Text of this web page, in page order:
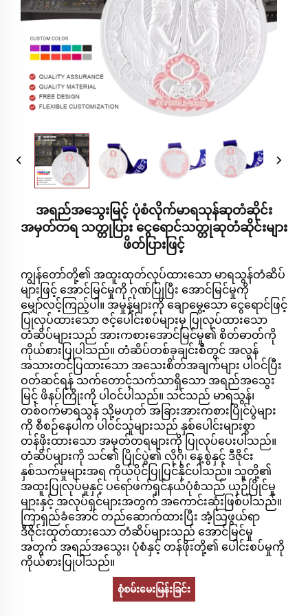
အရည်အသွေးမြင့် ပုံစံလိုက်မာရသုန်ဆုတံဆိုင်း
အမှတ်တရ သတ္တုပြား ငွေရောင်သတ္တုဆုတံဆိုင်းများ
ဖိတ်ပြားဖြင့်
ကျွန်တော်တို့၏ အထူးထုတ်လုပ်ထားသော မာရသွန်တံဆိပ်
များဖြင့် အောင်မြင်မှုကို ဂုဏ်ပြုပြီး အောင်မြင်မှုကို
မျှော်လင့်ကြည့်ပါ။ အမှုန့်များကို ချောမွေ့သော ငွေရောင်ဖြင့်
ပြုလုပ်ထားသော ဇင့်ပေါင်းစပ်များမှ ပြုလုပ်ထားသော
တံဆိပ်များသည် အားကစားအောင်မြင်မှု၏ စိတ်ဓာတ်ကို
ကိုယ်စားပြုပါသည်။ တံဆိပ်တစ်ခုချင်းစီတွင် အလွန်
အသားတင်ပြထားသော အသေးစိတ်အချက်များ ပါဝင်ပြီး
ဝတ်ဆင်ရန် သက်တောင့်သက်သာရှိသော အရည်အသွေး
မြင့် ဖိနပ်ကြိုးကို ပါဝင်ပါသည်။ သင်သည် မာရသွန်၊
တစ်ဝက်မာရသွန် သို့မဟုတ် အခြားအားကစားပြိုင်ပွဲများ
ကို စီစဉ်နေပါက ပါဝင်သူများသည် နှစ်ပေါင်းများစွာ
တန်ဖိုးထားသော အမှတ်တရများကို ပြုလုပ်ပေးပါသည်။
တံဆိပ်များကို သင်၏ ပြိုင်ပွဲ၏ လိုဂို၊ နေ့စွဲနှင့် ဒီဇိုင်း
နှစ်သက်မှုများအရ ကိုယ်ပိုင်ပြုပြင်နိုင်ပါသည်။ သူတို့၏
အထူးပြုလုပ်မှုနှင့် ပရော်ဖက်ရှင်နယ်ပုံစံသည် ယှဉ်ပြိုင်မှု
များနှင့် အလုပ်ရှင်များအတွက် အကောင်းဆုံးဖြစ်ပါသည်။
ကြာရှည်ခံအောင် တည်ဆောက်ထားပြီး အံ့သြဖွယ်ရာ
ဒီဇိုင်းထုတ်ထားသော တံဆိပ်များသည် အောင်မြင်မှု
အတွက် အရည်အသွေး၊ ပုံစံနှင့် တန်ဖိုးတို့၏ ပေါင်းစပ်မှုကို
ကိုယ်စားပြုပါသည်။
စုံစမ်းမေးမြန်းခြင်း